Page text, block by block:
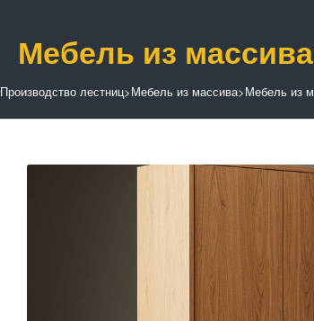
Мебель из
Производство лестниц>Мебель из массива>Мебель из